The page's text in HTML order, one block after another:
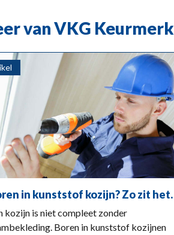
van VKG Keurmerk
in kunststof kozijn? Zo zit het.
kozijn is niet compleet zonder
Boren in kunststof kozijnen